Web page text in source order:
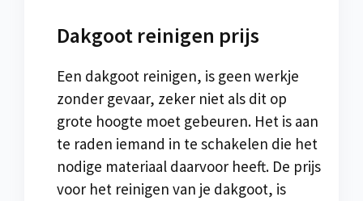
Dakgoot reinigen prijs
Een dakgoot reinigen, is geen werkje
zonder gevaar, zeker niet als dit op
grote hoogte moet gebeuren. Het is aan
te raden iemand in te schakelen die het
nodige materiaal daarvoor heeft. De prijs
voor het reinigen van je dakgoot, is